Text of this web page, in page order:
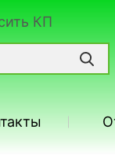
КП